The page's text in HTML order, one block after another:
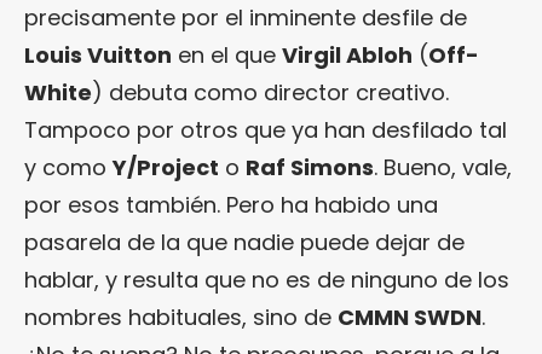
precisamente por el inminente desfile de
Louis Vuitton en el que Virgil Abloh (Off-
White) debuta como director creativo.
Tampoco por otros que ya han desfilado tal
y comoY/Project o Raf Simons. Bueno, vale,
por esos también. Pero ha habido una
pasarela de la que nadie puede dejar de
hablar, y resulta que no es de ninguno de los
nombres habituales, sino de CMMN SWDN.